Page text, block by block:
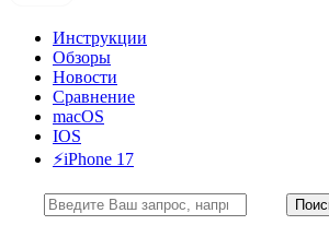
Инструкции
Обзоры
Новости
Сравнение
macOS
IOS
⚡️iPhone 17